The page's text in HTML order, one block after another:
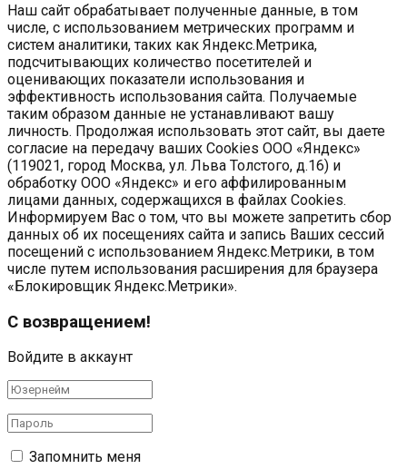
Наш сайт обрабатывает полученные данные, в том
числе, с использованием метрических программ и
систем аналитики, таких как Яндекс.Метрика,
подсчитывающих количество посетителей и
оценивающих показатели использования и
эффективность использования сайта. Получаемые
таким образом данные не устанавливают вашу
личность. Продолжая использовать этот сайт, вы даете
согласие на передачу ваших Cookies ООО «Яндекс»
(119021, город Москва, ул. Льва Толстого, д.16) и
обработку ООО «Яндекс» и его аффилированным
лицами данных, содержащихся в файлах Cookies.
Информируем Вас о том, что вы можете запретить сбор
данных об их посещениях сайта и запись Ваших сессий
посещений с использованием Яндекс.Метрики, в том
числе путем использования расширения для браузера
«Блокировщик Яндекс.Метрики».
С возвращением!
Войдите в аккаунт
Запомнить меня